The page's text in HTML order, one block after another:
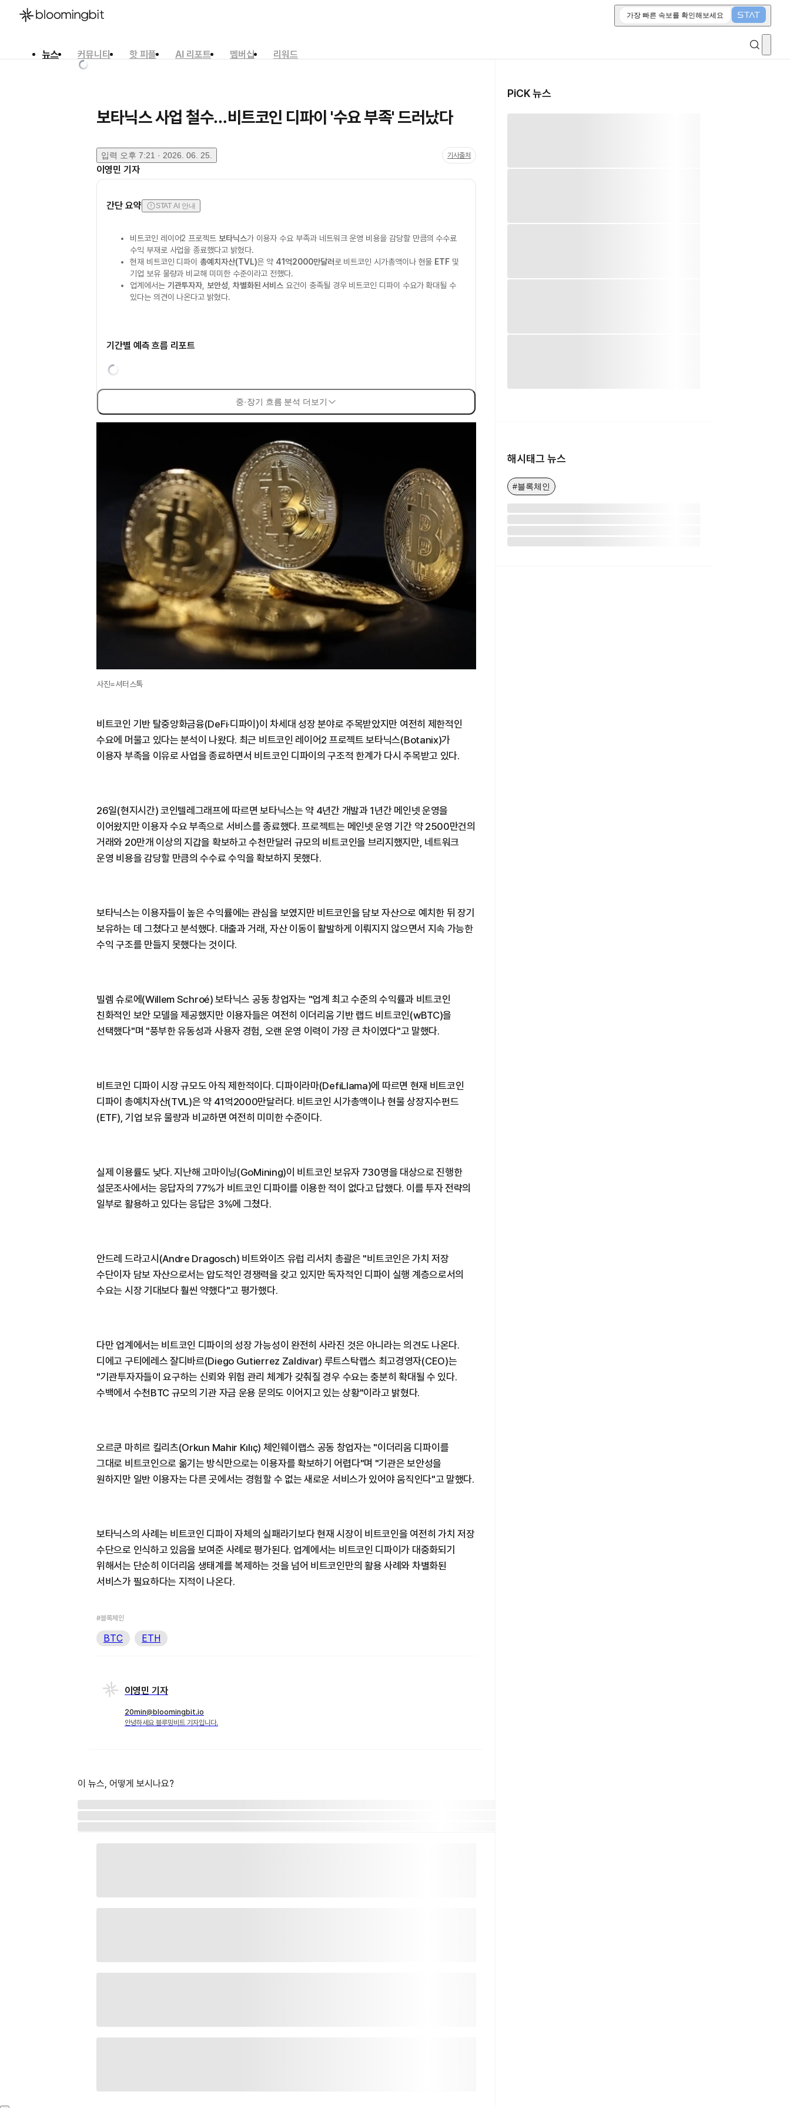
가장 빠른 속보를 확인해보세요
뉴스 커뮤니티 핫 피플 AI 리포트 멤버십
리워드
보타닉스 사업 철수…비트코인 디파이 '수요 부족' 드러났다
입력 오후 7:21 · 2026. 06. 25. 기사출처
이영민 기자
간단 요약 STAT AI 안내
비트코인 레이어2 프로젝트 보타닉스가 이용자 수요 부족과 네트워크 운영 비용을 감당할 만큼의 수수료
수익 부재로 사업을 종료했다고 밝혔다.
현재 비트코인 디파이총예치자산(TVL)은 약 41억2000만달러 로 비트코인 시가총액이나 현물 ETF 및
기업 보유 물량과 비교해 미미한 수준이라고 전했다.
업계에서는 기관투자자 보안성 차별화된 서비스 요건이 충족될 경우 비트코인 디파이 수요가 확대될 수
있다는 의견이 나온다고 밝혔다.
기간별 예측 흐름 리포트
중·장기 흐름 분석 더보기
사진=셔터스톡
비트코인 기반 탈중앙화금융(DeFi·디파이)이 차세대 성장 분야로 주목받았지만 여전히 제한적인
수요에 머물고 있다는 분석이 나왔다. 최근 비트코인 레이어2 프로젝트 보타닉스(Botanix)가
이용자 부족을 이유로 사업을 종료하면서 비트코인 디파이의 구조적 한계가 다시 주목받고 있다.
26일(현지시간) 코인텔레그래프에 따르면 보타닉스는 약 4년간 개발과 1년간 메인넷 운영을
이어왔지만 이용자 수요 부족으로 서비스를 종료했다. 프로젝트는 메인넷 운영 기간 약 2500만건의
거래와 20만개 이상의 지갑을 확보하고 수천만달러 규모의 비트코인을 브리지했지만, 네트워크
운영 비용을 감당할 만큼의 수수료 수익을 확보하지 못했다.
보타닉스는 이용자들이 높은 수익률에는 관심을 보였지만 비트코인을 담보 자산으로 예치한 뒤 장기
보유하는 데 그쳤다고 분석했다. 대출과 거래, 자산 이동이 활발하게 이뤄지지 않으면서 지속 가능한
수익 구조를 만들지 못했다는 것이다.
빌렘 슈로에(Willem Schroé) 보타닉스 공동 창업자는 "업계 최고 수준의 수익률과 비트코인
친화적인 보안 모델을 제공했지만 이용자들은 여전히 이더리움 기반 랩드 비트코인(wBTC)을
선택했다"며 "풍부한 유동성과 사용자 경험, 오랜 운영 이력이 가장 큰 차이였다"고 말했다.
비트코인 디파이 시장 규모도 아직 제한적이다. 디파이라마(DefiLlama)에 따르면 현재 비트코인
디파이 총예치자산(TVL)은 약 41억2000만달러다. 비트코인 시가총액이나 현물 상장지수펀드
(ETF), 기업 보유 물량과 비교하면 여전히 미미한 수준이다.
실제 이용률도 낮다. 지난해 고마이닝(GoMining)이 비트코인 보유자 730명을 대상으로 진행한
설문조사에서는 응답자의 77%가 비트코인 디파이를 이용한 적이 없다고 답했다. 이를 투자 전략의
일부로 활용하고 있다는 응답은 3%에 그쳤다.
안드레 드라고시(Andre Dragosch) 비트와이즈 유럽 리서치 총괄은 "비트코인은 가치 저장
수단이자 담보 자산으로서는 압도적인 경쟁력을 갖고 있지만 독자적인 디파이 실행 계층으로서의
수요는 시장 기대보다 훨씬 약했다"고 평가했다.
다만 업계에서는 비트코인 디파이의 성장 가능성이 완전히 사라진 것은 아니라는 의견도 나온다.
디에고 구티에레스 잘디바르(Diego Gutierrez Zaldivar) 루트스탁랩스 최고경영자(CEO)는
"기관투자자들이 요구하는 신뢰와 위험 관리 체계가 갖춰질 경우 수요는 충분히 확대될 수 있다.
수백에서 수천BTC 규모의 기관 자금 운용 문의도 이어지고 있는 상황"이라고 밝혔다.
오르쿤 마히르 킬리츠(Orkun Mahir Kılıç) 체인웨이랩스 공동 창업자는 "이더리움 디파이를
그대로 비트코인으로 옮기는 방식만으로는 이용자를 확보하기 어렵다"며 "기관은 보안성을
원하지만 일반 이용자는 다른 곳에서는 경험할 수 없는 새로운 서비스가 있어야 움직인다"고 말했다.
보타닉스의 사례는 비트코인 디파이 자체의 실패라기보다 현재 시장이 비트코인을 여전히 가치 저장
수단으로 인식하고 있음을 보여준 사례로 평가된다. 업계에서는 비트코인 디파이가 대중화되기
위해서는 단순히 이더리움 생태계를 복제하는 것을 넘어 비트코인만의 활용 사례와 차별화된
서비스가 필요하다는 지적이 나온다.
#블록체인
BTC ETH
이영민 기자
20min@bloomingbit.io
안녕하세요 블루밍비트 기자입니다.
이 뉴스, 어떻게 보시나요?
PiCK 뉴스
해시태그 뉴스
#블록체인